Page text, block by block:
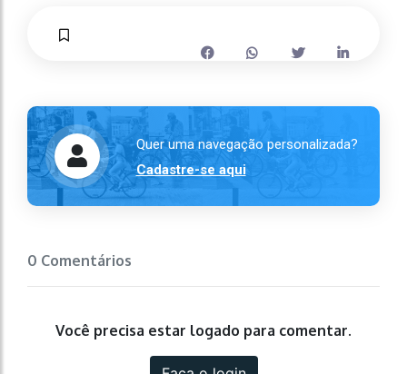
Quer uma navegação personalizada?
Cadastre-se aqui
0 Comentários
Você precisa estar logado para comentar.